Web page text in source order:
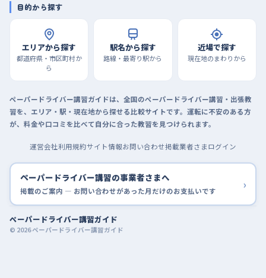
目的から探す
エリアから探す
都道府県・市区町村か
ら
駅名から探す
路線・最寄り駅から
近場で探す
現在地のまわりから
ペーパードライバー講習ガイドは、全国のペーパードライバー講習・出張教
習を、エリア・駅・現在地から探せる比較サイトです。運転に不安のある方
が、料金や口コミを比べて自分に合った教習を見つけられます。
運営会社利用規約サイト情報お問い合わせ掲載業者さまログイン
ペーパードライバー講習の事業者さまへ
掲載のご案内 — お問い合わせがあった月だけのお支払いです ›
ペーパードライバー講習ガイド
© 2026 ペーパードライバー講習ガイド